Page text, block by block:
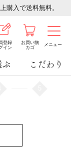
購入で送料無料。
登録
イン
お買い物
カゴ
メニュー
こだわり